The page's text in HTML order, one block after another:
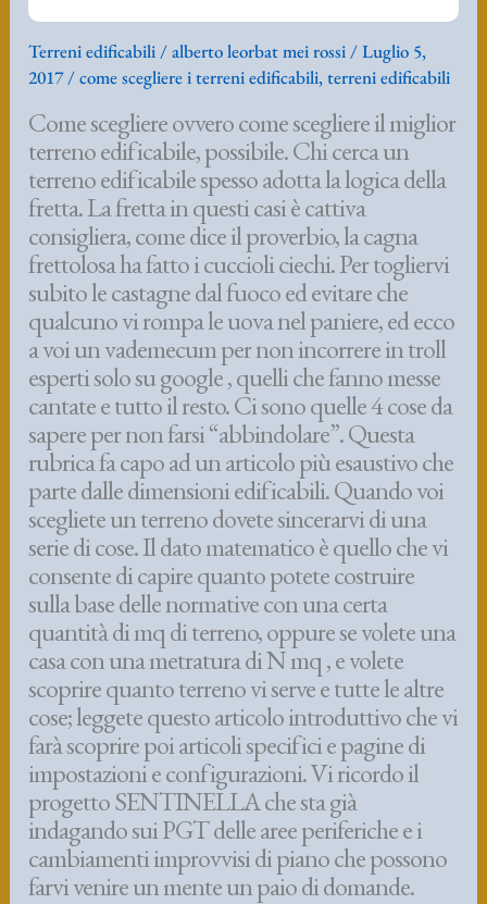
Terreni edificabili/alberto leorbat mei rossi/Luglio 5,
2017/come scegliere i terreni edificabili,terreni edificabili
Come scegliere ovvero come scegliere il miglior
terreno edificabile, possibile. Chi cerca un
terreno edificabile spesso adotta la logica della
fretta. La fretta in questi casi è cattiva
consigliera, come dice il proverbio, la cagna
frettolosa ha fatto i cuccioli ciechi. Per togliervi
subito le castagne dal fuoco ed evitare che
qualcuno vi rompa le uova nel paniere, ed ecco
a voi un vademecum per non incorrere in troll
esperti solo su google , quelli che fanno messe
cantate e tutto il resto. Ci sono quelle 4 cose da
sapere per non farsi “abbindolare”. Questa
rubrica fa capo ad un articolo più esaustivo che
parte dalle dimensioni edificabili. Quando voi
scegliete un terreno dovete sincerarvi di una
serie di cose. Il dato matematico è quello che vi
consente di capire quanto potete costruire
sulla base delle normative con una certa
quantità di mq di terreno, oppure se volete una
casa con una metratura di N mq , e volete
scoprire quanto terreno vi serve e tutte le altre
cose; leggete questo articolo introduttivo che vi
farà scoprire poi articoli specifici e pagine di
impostazioni e configurazioni. Vi ricordo il
progetto SENTINELLA che sta già
indagando sui PGT delle aree periferiche e i
cambiamenti improvvisi di piano che possono
farvi venire un mente un paio di domande.